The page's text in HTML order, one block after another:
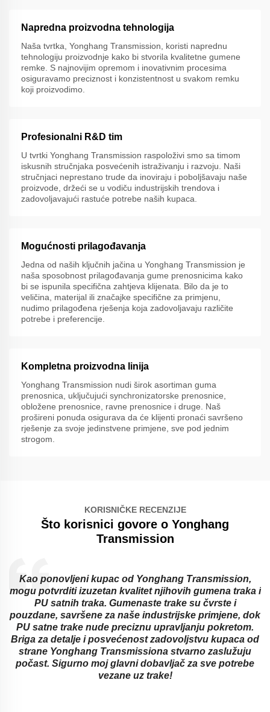
Napredna proizvodna tehnologija
Naša tvrtka, Yonghang Transmission, koristi naprednu
tehnologiju proizvodnje kako bi stvorila kvalitetne gumene
remke. S najnovijim opremom i inovativnim procesima
osiguravamo preciznost i konzistentnost u svakom remku
koji proizvodimo.
Profesionalni R&D tim
U tvrtki Yonghang Transmission raspoloživi smo sa timom
iskusnih stručnjaka posvećenih istraživanju i razvoju. Naši
stručnjaci neprestano trude da inoviraju i poboljšavaju naše
proizvode, držeći se u vodiču industrijskih trendova i
zadovoljavajući rastuće potrebe naših kupaca.
Mogućnosti prilagođavanja
Jedna od naših ključnih jačina u Yonghang Transmission je
naša sposobnost prilagođavanja gume prenosnicima kako
bi se ispunila specifična zahtjeva klijenata. Bilo da je to
veličina, materijal ili značajke specifične za primjenu,
nudimo prilagođena rješenja koja zadovoljavaju različite
potrebe i preferencije.
Kompletna proizvodna linija
Yonghang Transmission nudi širok asortiman guma
prenosnica, uključujući synchronizatorske prenosnice,
obložene prenosnice, ravne prenosnice i druge. Naš
prošireni ponuda osigurava da će klijenti pronaći savršeno
rješenje za svoje jedinstvene primjene, sve pod jednim
strogom.
KORISNIČKE RECENZIJE
Što korisnici govore o Yonghang
Transmission
Kao ponovljeni kupac od Yonghang Transmission,
mogu potvrditi izuzetan kvalitet njihovih gumena traka i
PU satnih traka. Gumenaste trake su čvrste i
pouzdane, savršene za naše industrijske primjene, dok
PU satne trake nude preciznu upravljanju pokretom.
Briga za detalje i posvećenost zadovoljstvu kupaca od
strane Yonghang Transmissiona stvarno zaslužuju
počast. Sigurno moj glavni dobavljač za sve potrebe
vezane uz trake!